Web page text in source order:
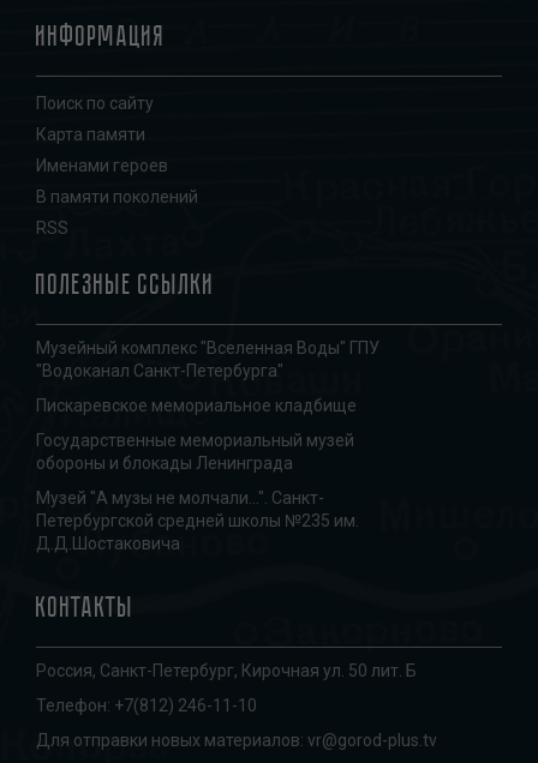
Информация
Поиск по сайту
Карта памяти
Именами героев
В памяти поколений
RSS
Полезные ссылки
Музейный комплекс "Вселенная Воды" ГПУ
"Водоканал Санкт-Петербурга"
Пискаревское мемориальное кладбище
Государственные мемориальный музей
обороны и блокады Ленинграда
Музей "А музы не молчали...". Санкт-
Петербургской средней школы №235 им.
Д.Д.Шостаковича
Контакты
Россия, Санкт-Петербург, Кирочная ул. 50 лит. Б
Телефон: +7(812) 246-11-10
Для отправки новых материалов: vr@gorod-plus.tv